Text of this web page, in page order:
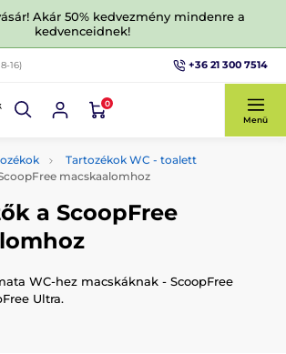
Akár 50% kedvezmény mindenre a
kedvenceidnek!
16) +36 21 300 7514
0
Menü
Tartozékok WC - toalett
macskaalomhoz
a ScoopFree
WC-hez macskáknak - ScoopFree
Ultra.